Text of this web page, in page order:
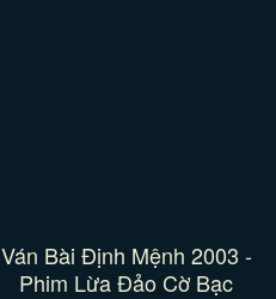
Ván Bài Định Mệnh 2003 -
Phim Lừa Đảo Cờ Bạc